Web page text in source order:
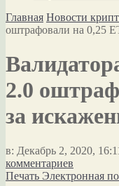
Главная Новости
оштрафовали на 0,25
2.0
за
в: Декабрь 2, 2020,
комментариев
Печать Электронная